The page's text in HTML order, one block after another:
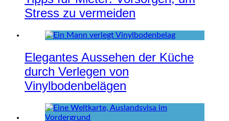
Stress zu vermeiden
Elegantes Aussehen der Küche
durch Verlegen von
Vinylbodenbelägen